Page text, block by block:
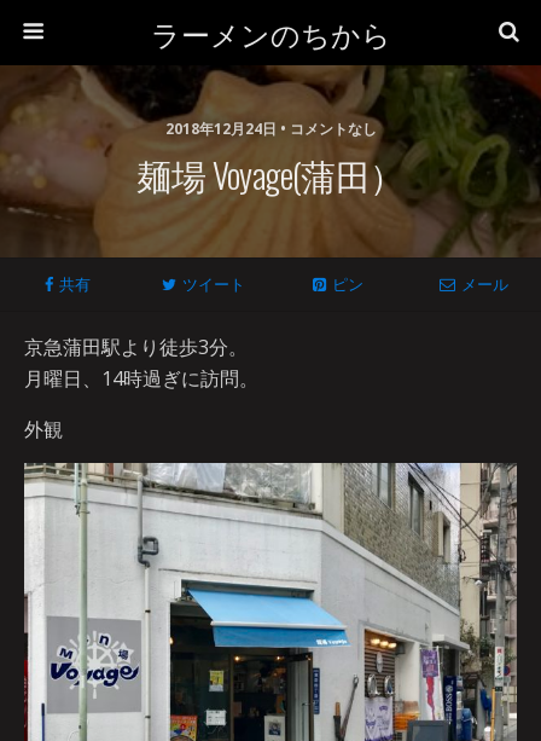
ラーメンのちから
2018年12月24日 • コメントなし
麺場 Voyage(蒲田）
共有 ツイート ピン メール
京急蒲田駅より徒歩3分。
月曜日、14時過ぎに訪問。
外観